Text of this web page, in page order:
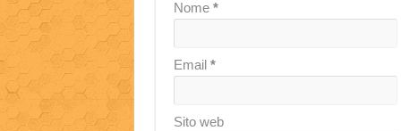
Nome *
Email *
Sito web